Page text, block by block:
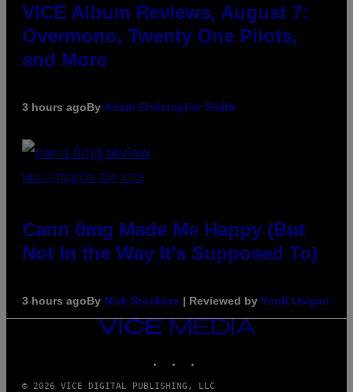
VICE Album Reviews, August 7:
Overmono, Twenty One Pilots,
and More
3 hours agoBy Adam Christopher Smith
NICK STOCKTON FOR VICE
Cann 0mg Made Me Happy (But
Not In the Way It’s Supposed To)
3 hours agoBy Nick Stockton | Reviewed by Ysolt Usigan
VICE
MEDIA
© 2026 VICE DIGITAL PUBLISHING, LLC